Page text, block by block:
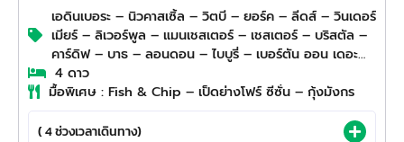
เอดินเบอระ – นิวคาสเซิ้ล – วิตบี – ยอร์ค – ลีดส์ – วินเดอร์
เมียร์ – ลิเวอร์พูล – แมนเชสเตอร์ – เชสเตอร์ – บริสตัล –
คาร์ดิฟ – บาธ – ลอนดอน – ไบบูรี่ – เบอร์ตัน ออน เดอะ
วอเตอร์
4 ดาว
มื้อพิเศษ : Fish & Chip – เป็ดย่างโฟร์ ซีซั่น – กุ้งมังกร
( 4 ช่วงเวลาเดินทาง)